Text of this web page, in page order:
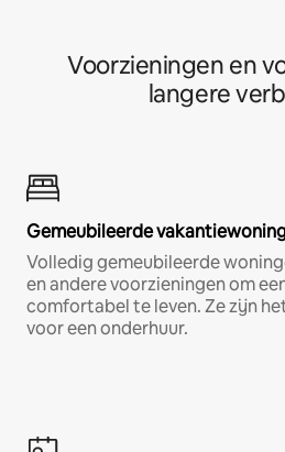
Voorzieningen en
langere
Gemeubileerde
Volledig gemeubileerde
en andere voorzieningen om
comfortabel te leven. Ze zijn
voor een onderhuur.